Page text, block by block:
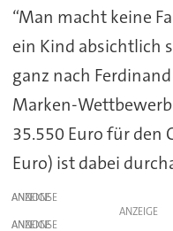
“Man macht keine
ein Kind absichtlich
ganz nach
Marken-
35.550 Euro für den
Euro) ist dabei
ANZEIGE
ANZEIGE
ANZEIGE